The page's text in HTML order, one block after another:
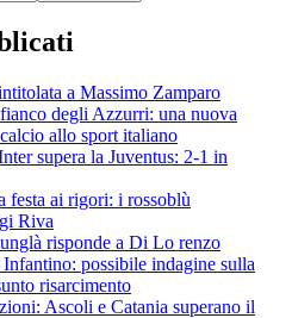
a Massimo Zamparo
degli Azzurri: una nuova
allo sport italiano
supera la Juventus: 2-1 in
festa ai rigori: i rossoblù
Riva
risponde a Di Lo renzo
possibile indagine sulla
risarcimento
Ascoli e Catania superano il